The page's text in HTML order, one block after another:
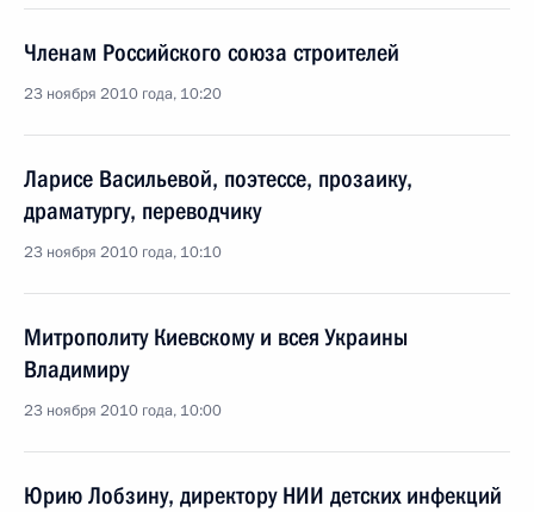
Членам Российского союза строителей
23 ноября 2010 года, 10:20
Ларисе Васильевой, поэтессе, прозаику,
драматургу, переводчику
23 ноября 2010 года, 10:10
Митрополиту Киевскому и всея Украины
Владимиру
23 ноября 2010 года, 10:00
Юрию Лобзину, директору НИИ детских инфекций